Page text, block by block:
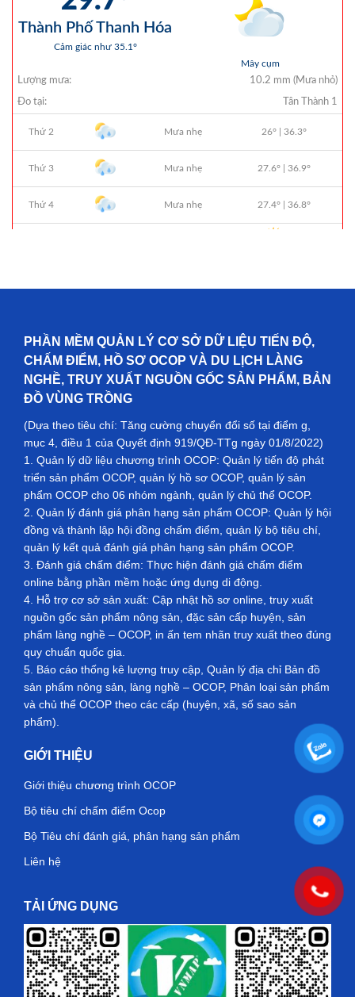
PHẦN MỀM QUẢN LÝ CƠ SỞ DỮ LIỆU TIẾN ĐỘ,
CHẤM ĐIỂM, HỒ SƠ OCOP VÀ DU LỊCH LÀNG
NGHỀ, TRUY XUẤT NGUỒN GỐC SẢN PHẨM, BẢN
ĐỒ VÙNG TRỒNG
(Dựa theo tiêu chí: Tăng cường chuyển đổi số tại điểm g,
mục 4, điều 1 của Quyết định 919/QĐ-TTg ngày 01/8/2022)
1. Quản lý dữ liệu chương trình OCOP: Quản lý tiến độ phát
triển sản phẩm OCOP, quản lý hồ sơ OCOP, quản lý sản
phẩm OCOP cho 06 nhóm ngành, quản lý chủ thể OCOP.
2. Quản lý đánh giá phân hạng sản phẩm OCOP: Quản lý hội
đồng và thành lập hội đồng chấm điểm, quản lý bộ tiêu chí,
quản lý kết quả đánh giá phân hạng sản phẩm OCOP.
3. Đánh giá chấm điểm: Thực hiện đánh giá chấm điểm
online bằng phần mềm hoặc ứng dụng di động.
4. Hỗ trợ cơ sở sản xuất: Cập nhật hồ sơ online, truy xuất
nguồn gốc sản phẩm nông sản, đặc sản cấp huyện, sản
phẩm làng nghề – OCOP, in ấn tem nhãn truy xuất theo đúng
quy chuẩn quốc gia.
5. Báo cáo thống kê lượng truy cập, Quản lý địa chỉ Bản đồ
sản phẩm nông sản, làng nghề – OCOP, Phân loại sản phẩm
và chủ thể OCOP theo các cấp (huyện, xã, số sao sản
phẩm).
GIỚI THIỆU
Giới thiệu chương trình OCOP
Bộ tiêu chí chấm điểm Ocop
Bộ Tiêu chí đánh giá, phân hạng sản phẩm
Liên hệ
TẢI ỨNG DỤNG